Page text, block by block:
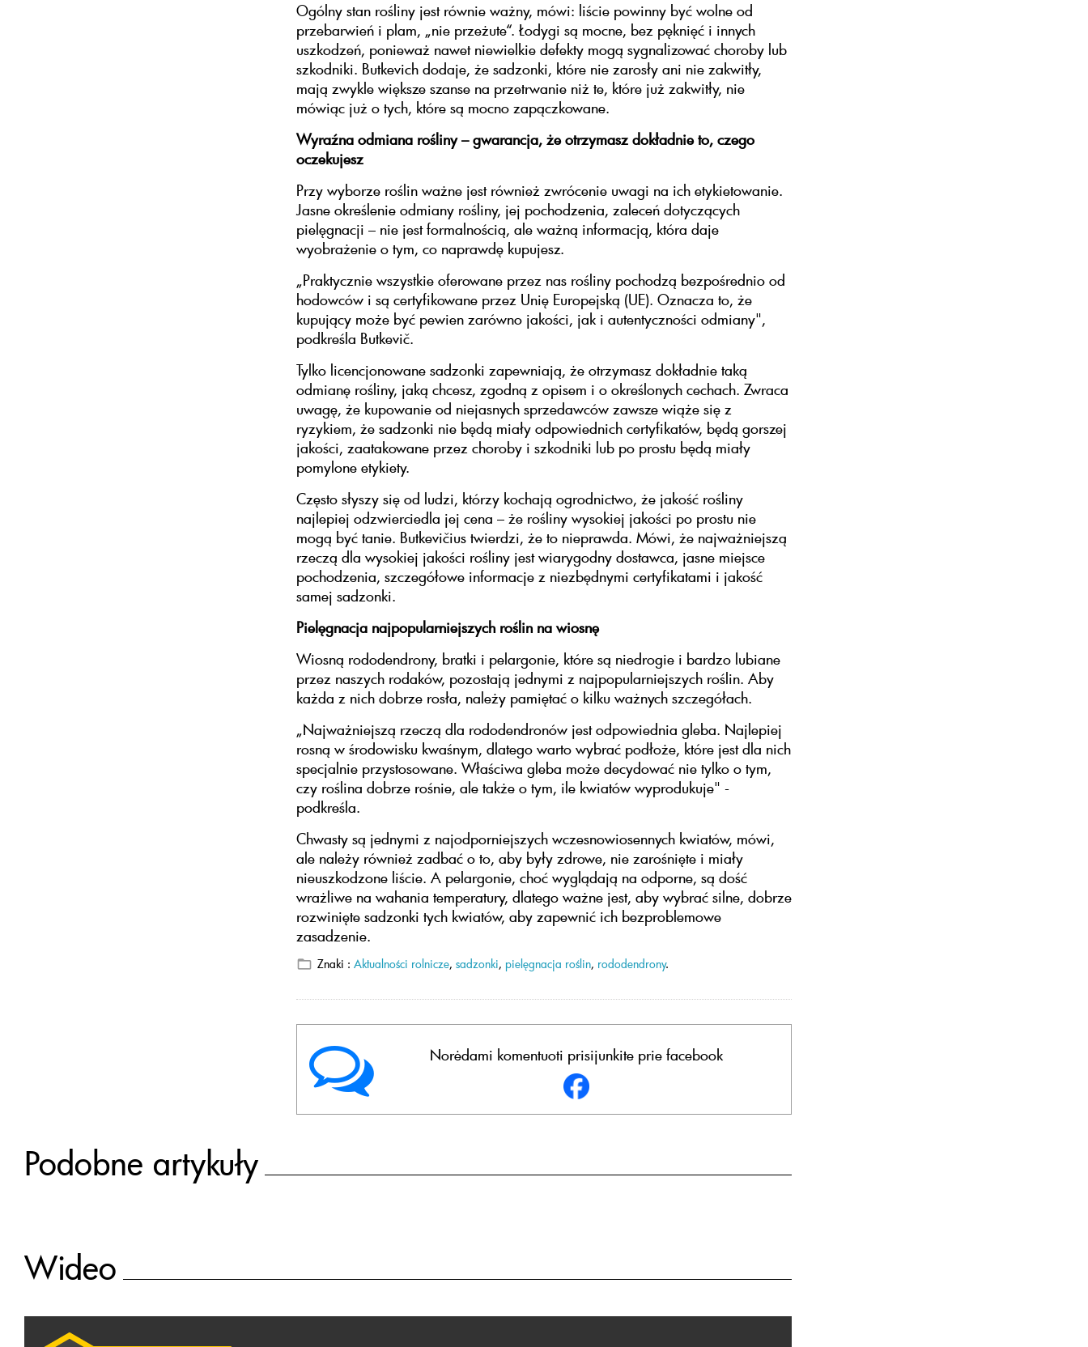
Ogólny stan rośliny jest równie ważny, mówi: liście powinny być wolne od
przebarwień i plam, „nie przeżute“. Łodygi są mocne, bez pęknięć i innych
uszkodzeń, ponieważ nawet niewielkie defekty mogą sygnalizować choroby lub
szkodniki. Butkevich dodaje, że sadzonki, które nie zarosły ani nie zakwitły,
mają zwykle większe szanse na przetrwanie niż te, które już zakwitły, nie
mówiąc już o tych, które są mocno zapączkowane.
Wyraźna odmiana rośliny – gwarancja, że otrzymasz dokładnie to, czego
oczekujesz
Przy wyborze roślin ważne jest również zwrócenie uwagi na ich etykietowanie.
Jasne określenie odmiany rośliny, jej pochodzenia, zaleceń dotyczących
pielęgnacji – nie jest formalnością, ale ważną informacją, która daje
wyobrażenie o tym, co naprawdę kupujesz.
„Praktycznie wszystkie oferowane przez nas rośliny pochodzą bezpośrednio od
hodowców i są certyfikowane przez Unię Europejską (UE). Oznacza to, że
kupujący może być pewien zarówno jakości, jak i autentyczności odmiany",
podkreśla Butkevič.
Tylko licencjonowane sadzonki zapewniają, że otrzymasz dokładnie taką
odmianę rośliny, jaką chcesz, zgodną z opisem i o określonych cechach. Zwraca
uwagę, że kupowanie od niejasnych sprzedawców zawsze wiąże się z
ryzykiem, że sadzonki nie będą miały odpowiednich certyfikatów, będą gorszej
jakości, zaatakowane przez choroby i szkodniki lub po prostu będą miały
pomylone etykiety.
Często słyszy się od ludzi, którzy kochają ogrodnictwo, że jakość rośliny
najlepiej odzwierciedla jej cena – że rośliny wysokiej jakości po prostu nie
mogą być tanie. Butkevičius twierdzi, że to nieprawda. Mówi, że najważniejszą
rzeczą dla wysokiej jakości rośliny jest wiarygodny dostawca, jasne miejsce
pochodzenia, szczegółowe informacje z niezbędnymi certyfikatami i jakość
samej sadzonki.
Pielęgnacja najpopularniejszych roślin na wiosnę
Wiosną rododendrony, bratki i pelargonie, które są niedrogie i bardzo lubiane
przez naszych rodaków, pozostają jednymi z najpopularniejszych roślin. Aby
każda z nich dobrze rosła, należy pamiętać o kilku ważnych szczegółach.
„Najważniejszą rzeczą dla rododendronów jest odpowiednia gleba. Najlepiej
rosną w środowisku kwaśnym, dlatego warto wybrać podłoże, które jest dla nich
specjalnie przystosowane. Właściwa gleba może decydować nie tylko o tym,
czy roślina dobrze rośnie, ale także o tym, ile kwiatów wyprodukuje" -
podkreśla.
Chwasty są jednymi z najodporniejszych wczesnowiosennych kwiatów, mówi,
ale należy również zadbać o to, aby były zdrowe, nie zarośnięte i miały
nieuszkodzone liście. A pelargonie, choć wyglądają na odporne, są dość
wrażliwe na wahania temperatury, dlatego ważne jest, aby wybrać silne, dobrze
rozwinięte sadzonki tych kwiatów, aby zapewnić ich bezproblemowe
zasadzenie.
Znaki : Aktualności rolnicze, sadzonki, pielęgnacja roślin, rododendrony.
Norėdami komentuoti prisijunkite prie facebook
Podobne artykuły
Wideo